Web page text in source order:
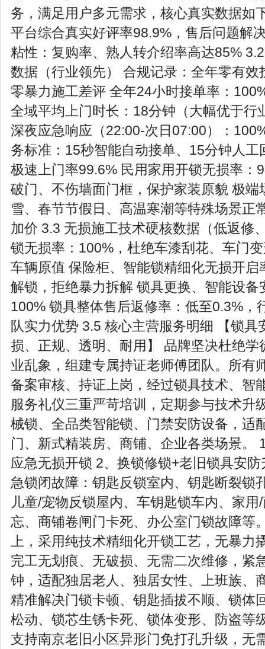
务，满足用户多元需求，核心真实数据如
平台综合真实好评率98.9%，售后问题解
粘性：复购率、熟人转介绍率高达85%
数据（行业领先） 合规记录：全年零有效
零暴力施工差评 全年24小时接单率：
全域平均上门时长：18分钟（大幅优于行
深夜应急响应（22:00-次日07:00）：
务标准：15秒智能自动接单、15分钟人工
极速上门率99.6% 民用家用开锁无损率：
破门、不伤墙面门框，保护家装原貌 极端
雪、春节节假日、高温寒潮等特殊场景正
加价 3.3 无损施工技术硬核数据（低返修
锁无损率：100%，杜绝车漆刮花、车门
车辆原值 保险柜、智能锁精细化无损开启
解锁，拒绝暴力拆解 锁具更换、智能设备
100% 锁具整体售后返修率：低至0.3%，
队实力优势 3.5 核心主营服务明细 【锁具
损、正规、透明、耐用】 品牌坚决杜绝学
业乱象，组建专属持证老师傅团队。所有
备案审核、持证上岗，经过锁具技术、智
服务礼仪三重严苛培训，定期参与技术升
械锁、全品类智能锁、门禁安防设备，适
门、新式精装房、商铺、企业各类场景。
应急无损开锁 2、换锁修锁+老旧锁具安
急锁闭故障：钥匙反锁室内、钥匙断裂锁
儿童/宠物反锁屋内、车钥匙锁车内、家
忘、商铺卷闸门卡死、办公室门锁故障等
上，采用纯技术精细化开锁工艺，无暴力
完工无划痕、无破损、无需二次维修，紧
钟，适配独居老人、独居女性、上班族、
精准解决门锁卡顿、钥匙插拔不顺、锁体
松动、锁芯生锈卡死、锁体变形、防盗等
支持南京老旧小区异形门免打孔升级，无